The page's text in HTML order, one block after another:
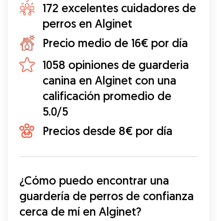
172 excelentes cuidadores de
perros en Alginet
Precio medio de 16€ por día
1058 opiniones de guarderia
canina en Alginet con una
calificación promedio de
5.0/5
Precios desde 8€ por día
¿Cómo puedo encontrar una
guardería de perros de confianza
cerca de mí en Alginet?